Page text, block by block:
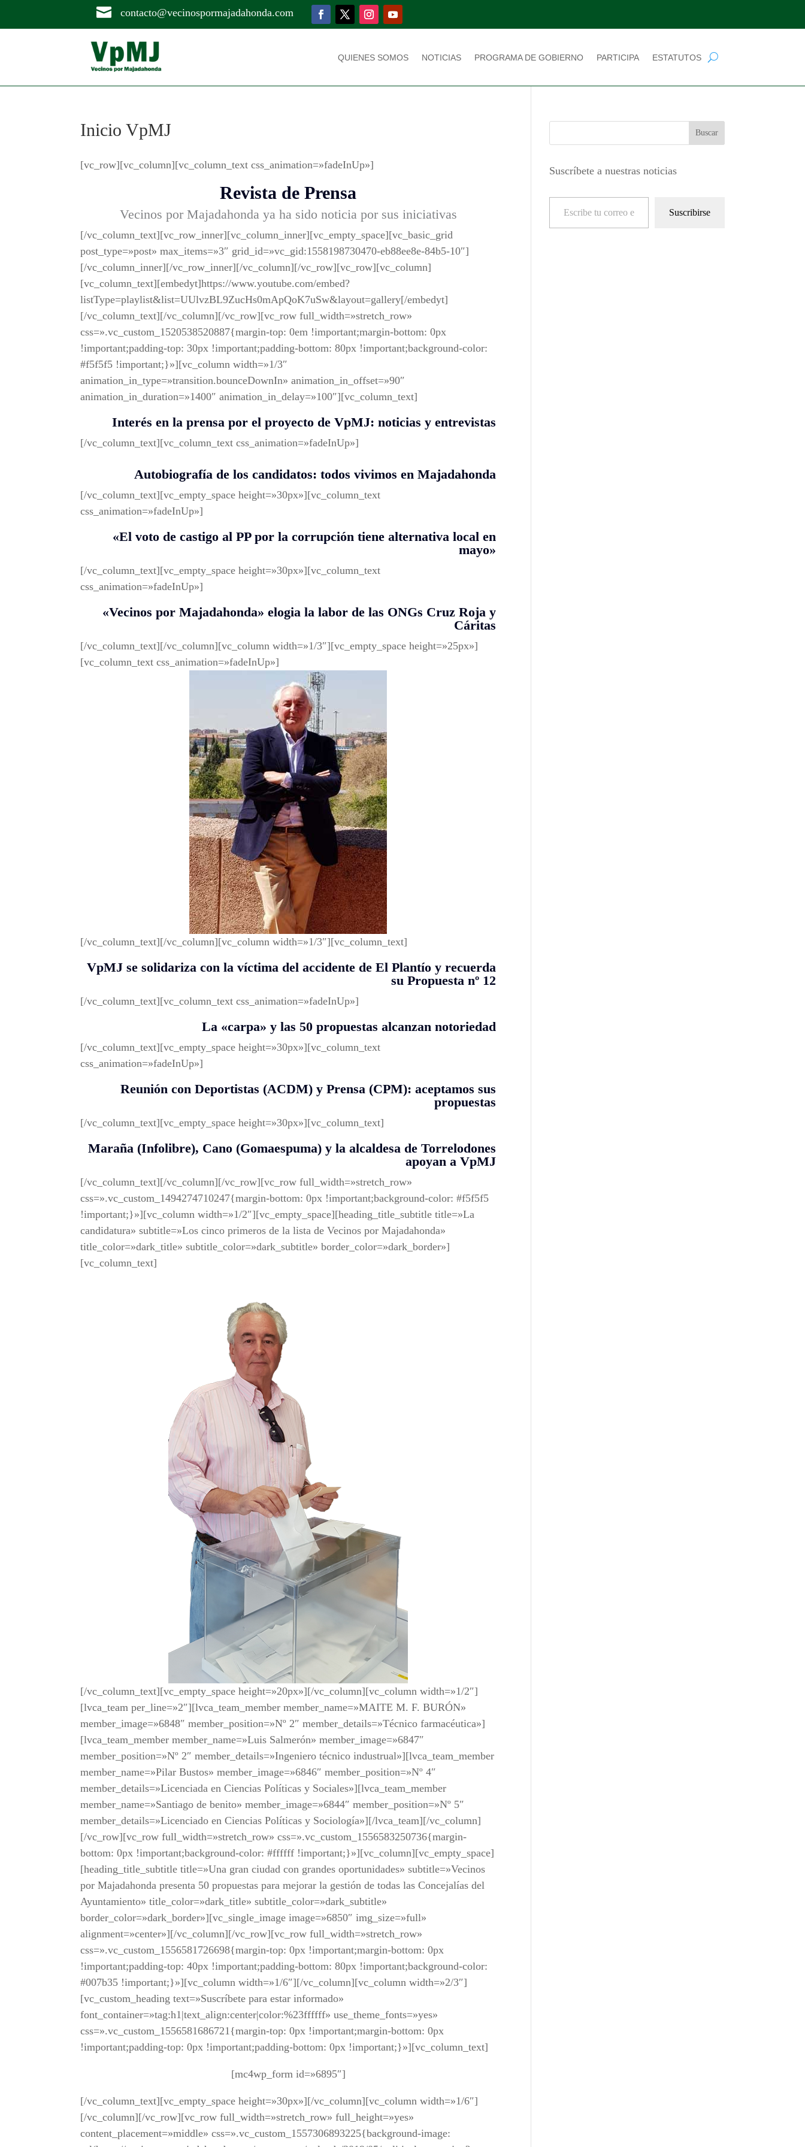
 contacto@vecinospormajadahonda.com
QUIENES SOMOS NOTICIAS PROGRAMA DE GOBIERNO PARTICIPA ESTATUTOS
Inicio VpMJ
[vc_row][vc_column][vc_column_text css_animation=»fadeInUp»]
Revista de Prensa
Vecinos por Majadahonda ya ha sido noticia por sus iniciativas
[/vc_column_text][vc_row_inner][vc_column_inner][vc_empty_space][vc_basic_grid
post_type=»post» max_items=»3″ grid_id=»vc_gid:1558198730470-eb88ee8e-84b5-10″]
[/vc_column_inner][/vc_row_inner][/vc_column][/vc_row][vc_row][vc_column]
[vc_column_text][embedyt]https://www.youtube.com/embed?
listType=playlist&list=UUlvzBL9ZucHs0mApQoK7uSw&layout=gallery[/embedyt]
[/vc_column_text][/vc_column][/vc_row][vc_row full_width=»stretch_row»
css=».vc_custom_1520538520887{margin-top: 0em !important;margin-bottom: 0px
!important;padding-top: 30px !important;padding-bottom: 80px !important;background-color:
#f5f5f5 !important;}»][vc_column width=»1/3″
animation_in_type=»transition.bounceDownIn» animation_in_offset=»90″
animation_in_duration=»1400″ animation_in_delay=»100″][vc_column_text]
Interés en la prensa por el proyecto de VpMJ: noticias y entrevistas
[/vc_column_text][vc_column_text css_animation=»fadeInUp»]
Autobiografía de los candidatos: todos vivimos en Majadahonda
[/vc_column_text][vc_empty_space height=»30px»][vc_column_text
css_animation=»fadeInUp»]
«El voto de castigo al PP por la corrupción tiene alternativa local en
mayo»
[/vc_column_text][vc_empty_space height=»30px»][vc_column_text
css_animation=»fadeInUp»]
«Vecinos por Majadahonda» elogia la labor de las ONGs Cruz Roja y
Cáritas
[/vc_column_text][/vc_column][vc_column width=»1/3″][vc_empty_space height=»25px»]
[vc_column_text css_animation=»fadeInUp»]
[/vc_column_text][/vc_column][vc_column width=»1/3″][vc_column_text]
VpMJ se solidariza con la víctima del accidente de El Plantío y recuerda
su Propuesta nº 12
[/vc_column_text][vc_column_text css_animation=»fadeInUp»]
La «carpa» y las 50 propuestas alcanzan notoriedad
[/vc_column_text][vc_empty_space height=»30px»][vc_column_text
css_animation=»fadeInUp»]
Reunión con Deportistas (ACDM) y Prensa (CPM): aceptamos sus
propuestas
[/vc_column_text][vc_empty_space height=»30px»][vc_column_text]
Maraña (Infolibre), Cano (Gomaespuma) y la alcaldesa de Torrelodones
apoyan a VpMJ
[/vc_column_text][/vc_column][/vc_row][vc_row full_width=»stretch_row»
css=».vc_custom_1494274710247{margin-bottom: 0px !important;background-color: #f5f5f5
!important;}»][vc_column width=»1/2″][vc_empty_space][heading_title_subtitle title=»La
candidatura» subtitle=»Los cinco primeros de la lista de Vecinos por Majadahonda»
title_color=»dark_title» subtitle_color=»dark_subtitle» border_color=»dark_border»]
[vc_column_text]
[/vc_column_text][vc_empty_space height=»20px»][/vc_column][vc_column width=»1/2″]
[lvca_team per_line=»2″][lvca_team_member member_name=»MAITE M. F. BURÓN»
member_image=»6848″ member_position=»Nº 2″ member_details=»Técnico farmacéutica»]
[lvca_team_member member_name=»Luis Salmerón» member_image=»6847″
member_position=»Nº 2″ member_details=»Ingeniero técnico industrual»][lvca_team_member
member_name=»Pilar Bustos» member_image=»6846″ member_position=»Nº 4″
member_details=»Licenciada en Ciencias Políticas y Sociales»][lvca_team_member
member_name=»Santiago de benito» member_image=»6844″ member_position=»Nº 5″
member_details=»Licenciado en Ciencias Políticas y Sociología»][/lvca_team][/vc_column]
[/vc_row][vc_row full_width=»stretch_row» css=».vc_custom_1556583250736{margin-
bottom: 0px !important;background-color: #ffffff !important;}»][vc_column][vc_empty_space]
[heading_title_subtitle title=»Una gran ciudad con grandes oportunidades» subtitle=»Vecinos
por Majadahonda presenta 50 propuestas para mejorar la gestión de todas las Concejalías del
Ayuntamiento» title_color=»dark_title» subtitle_color=»dark_subtitle»
border_color=»dark_border»][vc_single_image image=»6850″ img_size=»full»
alignment=»center»][/vc_column][/vc_row][vc_row full_width=»stretch_row»
css=».vc_custom_1556581726698{margin-top: 0px !important;margin-bottom: 0px
!important;padding-top: 40px !important;padding-bottom: 80px !important;background-color:
#007b35 !important;}»][vc_column width=»1/6″][/vc_column][vc_column width=»2/3″]
[vc_custom_heading text=»Suscríbete para estar informado»
font_container=»tag:h1|text_align:center|color:%23ffffff» use_theme_fonts=»yes»
css=».vc_custom_1556581686721{margin-top: 0px !important;margin-bottom: 0px
!important;padding-top: 0px !important;padding-bottom: 0px !important;}»][vc_column_text]
[mc4wp_form id=»6895″]
[/vc_column_text][vc_empty_space height=»30px»][/vc_column][vc_column width=»1/6″]
[/vc_column][/vc_row][vc_row full_width=»stretch_row» full_height=»yes»
content_placement=»middle» css=».vc_custom_1557306893225{background-image:
Suscríbete a nuestras noticias
Escribe tu correo electrónico…
Suscribirse